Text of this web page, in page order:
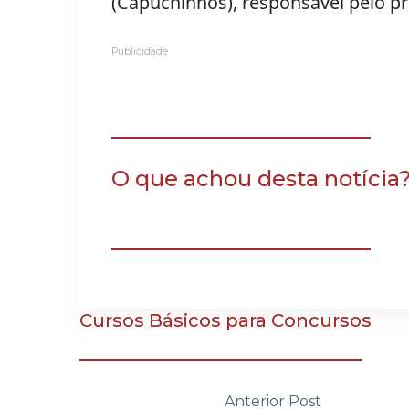
Publicidade
O que achou desta notícia?
Cursos Básicos para Concursos
Anterior Post